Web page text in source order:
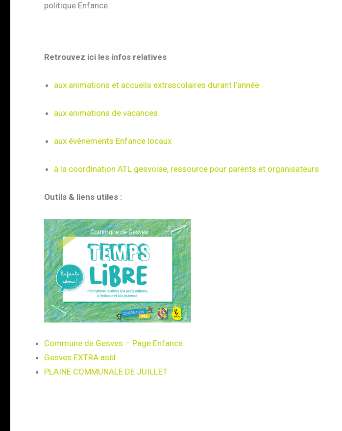
politique Enfance.
Retrouvez ici les infos relatives
aux animations et accueils extrascolaires durant l’année
aux animations de vacances
aux événements Enfance locaux
à la coordination ATL gesvoise, ressource pour parents et organisateurs
Outils & liens utiles :
Commune de Gesves – Page Enfance
Gesves EXTRA asbl
PLAINE COMMUNALE DE JUILLET